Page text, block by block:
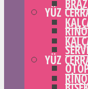
YÜZ
YÜZ